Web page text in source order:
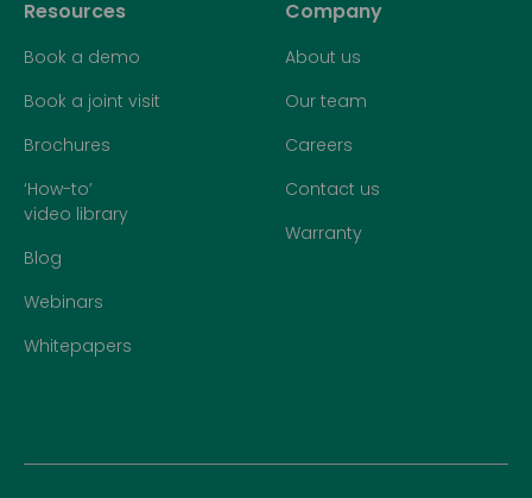
Resources
Book a demo
Book a joint visit
Brochures
‘How-to’
video library
Blog
Webinars
Whitepapers
Company
About us
Our team
Careers
Contact us
Warranty